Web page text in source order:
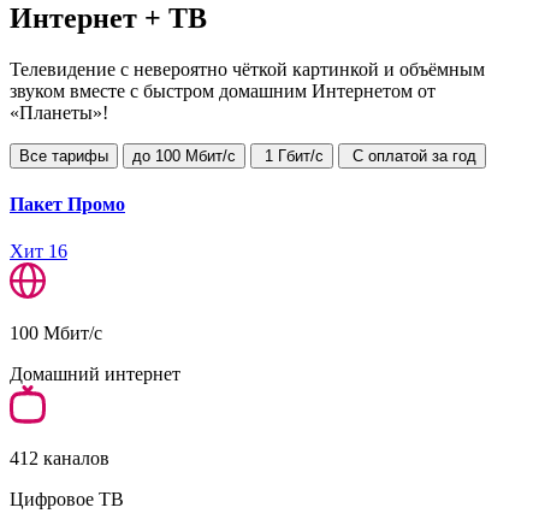
Интернет + ТВ
Телевидение с невероятно чёткой картинкой и объёмным
звуком вместе с быстром домашним Интернетом от
«Планеты»!
Все тарифы до 100 Мбит/с 1 Гбит/с С оплатой за год
Пакет Промо
Хит 16
100 Мбит/с
Домашний интернет
412 каналов
Цифровое ТВ